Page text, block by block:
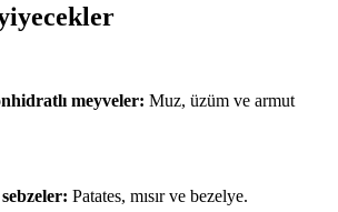
meyveler: Muz, üzüm ve armut
Patates, mısır ve bezelye.